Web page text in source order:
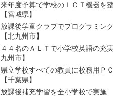
来年度予算で学校のＩＣＴ機器を
【宮城県】
放課後学童クラブでプログラミ
【北九州市】
４４名のＡＬＴで小学校英語の
九州市】
県立学校すべての教員に校務用
【千葉県】
放課後補充学習を全小学校で実施